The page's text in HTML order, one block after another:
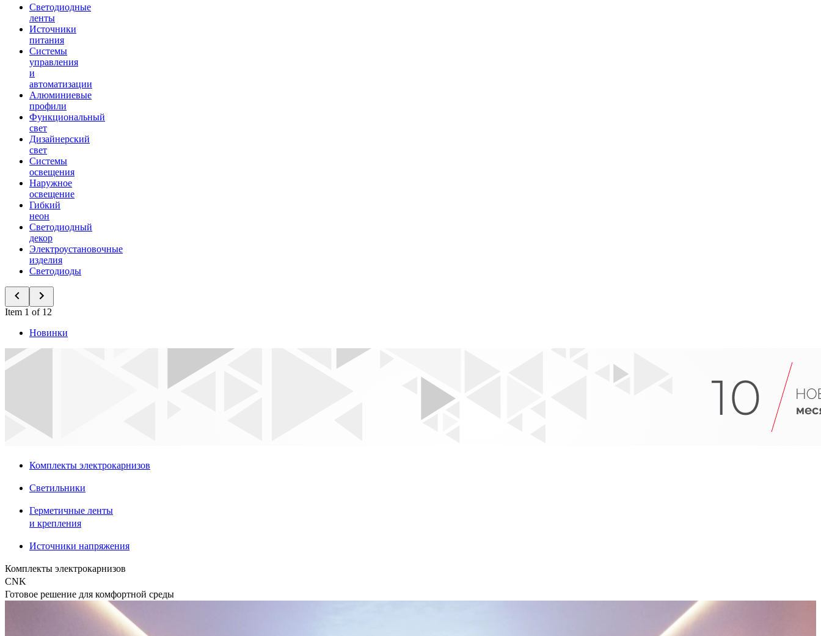
Светодиодные
ленты
Источники
питания
Системы
управления
и
автоматизации
Алюминиевые
профили
Функциональный
свет
Дизайнерский
свет
Системы
освещения
Наружное
освещение
Гибкий
неон
Светодиодный
декор
Электроустановочные
изделия
Светодиоды
Item 1 of 12
Новинки
Комплекты электрокарнизов
Светильники
Герметичные ленты
и крепления
Источники напряжения
Комплекты электрокарнизов
CNK
Готовое решение для комфортной среды